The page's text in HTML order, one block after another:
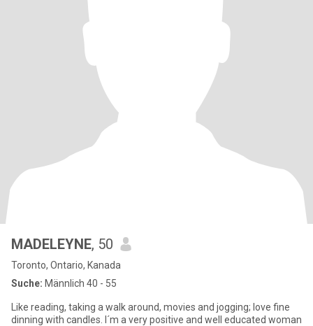
MADELEYNE, 50
Toronto, Ontario, Kanada
Suche: Männlich 40 - 55
Like reading, taking a walk around, movies and jogging; love fine
dinning with candles. I´m a very positive and well educated woman